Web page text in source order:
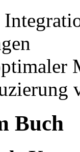
Buch